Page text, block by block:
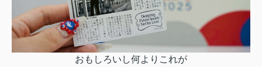
おもしろいし何よりこれが